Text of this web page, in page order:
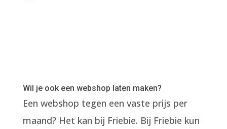
Wil je ook een webshop laten maken?
Een webshop tegen een vaste prijs per
maand? Het kan bij Friebie. Bij Friebie kun